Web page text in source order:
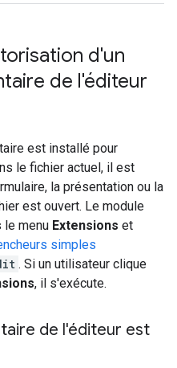
d'un
de l'éditeur
est installé pour
le fichier actuel, il est
la présentation ou la
est ouvert. Le module
le menu Extensions et
simples
. Si un utilisateur clique
, il s'exécute.
de l'éditeur est